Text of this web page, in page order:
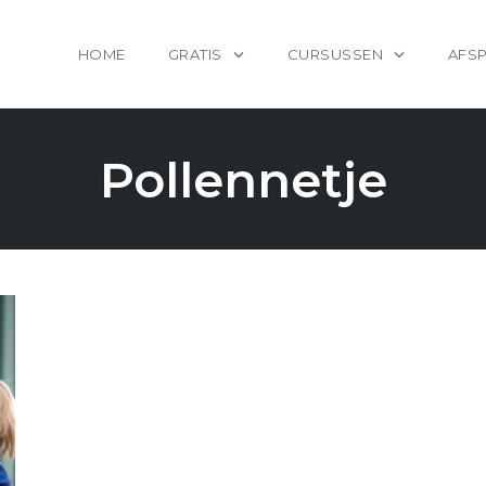
HOME GRATIS CURSUSSEN
Pollennetje